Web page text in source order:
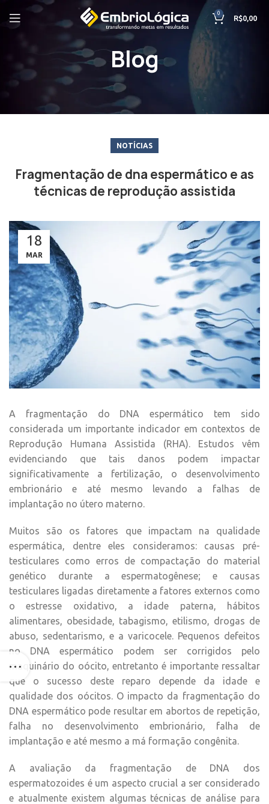
0
R$0,00
Blog
NOTÍCIAS
Fragmentação de dna espermático e as
técnicas de reprodução assistida
18
MAR
A fragmentação do DNA espermático tem sido
considerada um importante indicador em contextos de
Reprodução Humana Assistida (RHA). Estudos vêm
evidenciando que tais danos podem impactar
significativamente a fertilização, o desenvolvimento
embrionário e até mesmo levando a falhas de
implantação no útero materno.
Muitos são os fatores que impactam na qualidade
espermática, dentre eles consideramos: causas pré-
testiculares como erros de compactação do material
genético durante a espermatogênese; e causas
testiculares ligadas diretamente a fatores externos como
o estresse oxidativo, a idade paterna, hábitos
alimentares, obesidade, tabagismo, etilismo, drogas de
abuso, sedentarismo, e a varicocele. Pequenos defeitos
no DNA espermático podem ser corrigidos pelo
maquinário do oócito, entretanto é importante ressaltar
que o sucesso deste reparo depende da idade e
qualidade dos oócitos. O impacto da fragmentação do
DNA espermático pode resultar em abortos de repetição,
falha no desenvolvimento embrionário, falha de
implantação e até mesmo a má formação congênita.
A avaliação da fragmentação de DNA dos
espermatozoides é um aspecto crucial a ser considerado
e atualmente existem algumas técnicas de análise para